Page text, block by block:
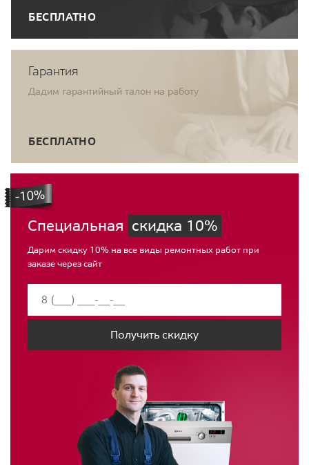
БЕСПЛАТНО
Гарантия
Дадим гарантийный талон на работу
БЕСПЛАТНО
Специальная скидка 10%
Дарим скидку 10% на все виды ремонтных работ при
заказе через сайт
Получить скидку